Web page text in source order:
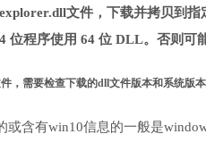
文件，下载并拷贝到
位程序使用 64 位 DLL。否则可
，需要检查下载的dll文件版本和系统版
或含有win10信息的一般是